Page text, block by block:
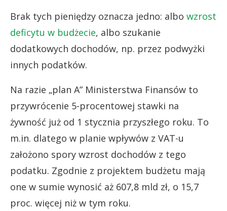
Brak tych pieniędzy oznacza jedno: albo wzrost
deficytu w budżecie, albo szukanie
dodatkowych dochodów, np. przez podwyżki
innych podatków.
Na razie „plan A” Ministerstwa Finansów to
przywrócenie 5-procentowej stawki na
żywność już od 1 stycznia przyszłego roku. To
m.in. dlatego w planie wpływów z VAT-u
założono spory wzrost dochodów z tego
podatku. Zgodnie z projektem budżetu mają
one w sumie wynosić aż 607,8 mld zł, o 15,7
proc. więcej niż w tym roku.